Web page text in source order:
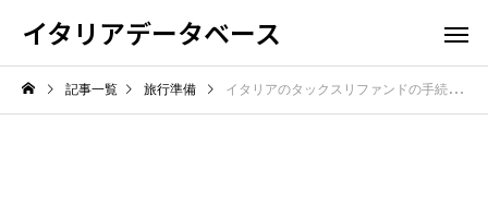
イタリアデータベース
記事一覧 旅行準備 イタリアのタックスリファンドの手続きの方法！免税でお得に買い物する術